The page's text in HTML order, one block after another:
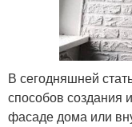
В сегодняшней
способов создания
фасаде дома или